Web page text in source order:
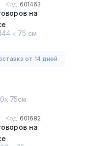
Код: 601463
на
х 75 см
от 14 дней
х 75см
Код: 601682
на